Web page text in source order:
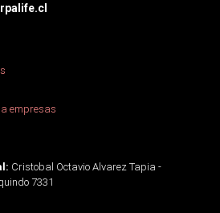
empresas
Cristobal Octavio Alvarez Tapia -
7331